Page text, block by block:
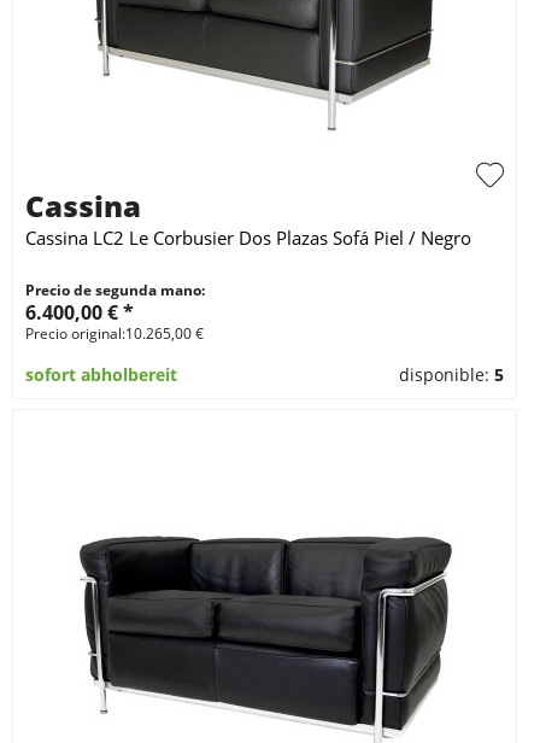
Cassina
Cassina LC2 Le Corbusier Dos Plazas Sofá Piel / Negro
Precio de segunda mano:
6.400,00 € *
Precio original:10.265,00 €
sofort abholbereit disponible:5